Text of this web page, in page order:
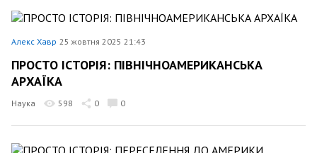
Алекс Хавр 25 жовтня 2025 21:43
ПРОСТО ІСТОРІЯ: ПІВНІЧНОАМЕРИКАНСЬКА
АРХАЇКА
Наука 598 0 0